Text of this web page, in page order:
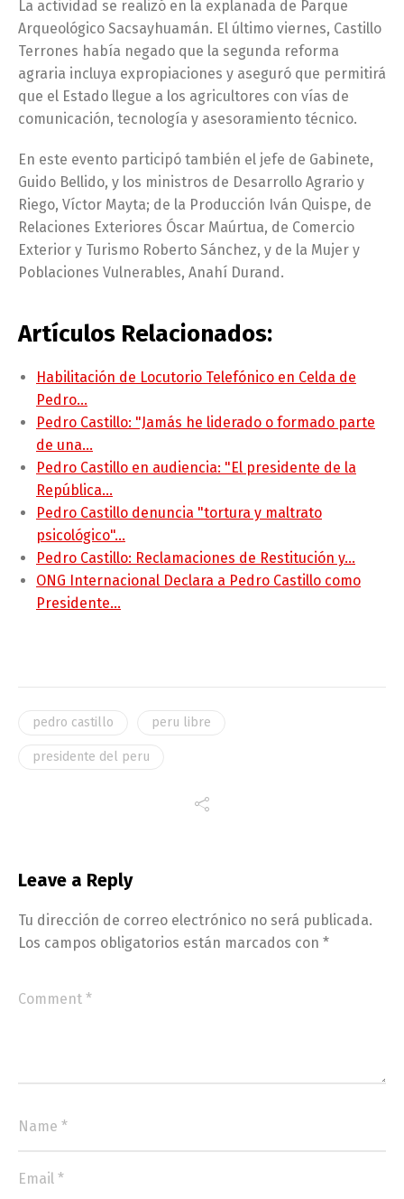
La actividad se realizó en la explanada de Parque
Arqueológico Sacsayhuamán. El último viernes, Castillo
Terrones había negado que la segunda reforma
agraria incluya expropiaciones y aseguró que permitirá
que el Estado llegue a los agricultores con vías de
comunicación, tecnología y asesoramiento técnico.
En este evento participó también el jefe de Gabinete,
Guido Bellido, y los ministros de Desarrollo Agrario y
Riego, Víctor Mayta; de la Producción Iván Quispe, de
Relaciones Exteriores Óscar Maúrtua, de Comercio
Exterior y Turismo Roberto Sánchez, y de la Mujer y
Poblaciones Vulnerables, Anahí Durand.
Artículos Relacionados:
Habilitación de Locutorio Telefónico en Celda de
Pedro…
Pedro Castillo: "Jamás he liderado o formado parte
de una…
Pedro Castillo en audiencia: "El presidente de la
República…
Pedro Castillo denuncia "tortura y maltrato
psicológico"…
Pedro Castillo: Reclamaciones de Restitución y…
ONG Internacional Declara a Pedro Castillo como
Presidente…
pedro castillo peru libre
presidente del peru
Leave a Reply
Tu dirección de correo electrónico no será publicada.
Los campos obligatorios están marcados con *